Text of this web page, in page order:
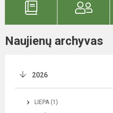
Naujienų archyvas
2026
LIEPA (1)